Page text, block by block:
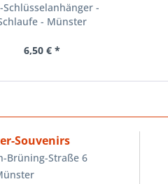
Schlüsselanhänger -
- Münster
6,50 € *
Souvenirs
Brüning-Straße 6